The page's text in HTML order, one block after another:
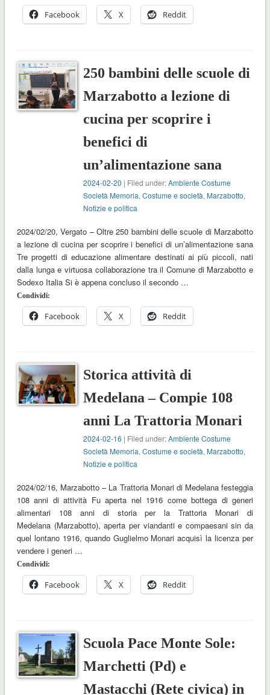
Facebook X Reddit
250 bambini delle scuole di
Marzabotto a lezione di
cucina per scoprire i
benefici di
un’alimentazione sana
2024-02-20 | Filed under:Ambiente Costume
Società Memoria,Costume e società,Marzabotto,
Notizie e politica
2024/02/20, Vergato – Oltre 250 bambini delle scuole di Marzabotto
a lezione di cucina per scoprire i benefici di un’alimentazione sana
Tre progetti di educazione alimentare destinati ai più piccoli, nati
dalla lunga e virtuosa collaborazione tra il Comune di Marzabotto e
Sodexo Italia Si è appena concluso il secondo …
Condividi:
Facebook X Reddit
Storica attività di
Medelana – Compie 108
anni La Trattoria Monari
2024-02-16 | Filed under:Ambiente Costume
Società Memoria,Costume e società,Marzabotto,
Notizie e politica
2024/02/16, Marzabotto – La Trattoria Monari di Medelana festeggia
108 anni di attività Fu aperta nel 1916 come bottega di generi
alimentari 108 anni di storia per la Trattoria Monari di
Medelana (Marzabotto), aperta per viandanti e compaesani sin da
quel lontano 1916, quando Guglielmo Monari acquisì la licenza per
vendere i generi …
Condividi:
Facebook X Reddit
Scuola Pace Monte Sole:
Marchetti (Pd) e
Mastacchi (Rete civica) in